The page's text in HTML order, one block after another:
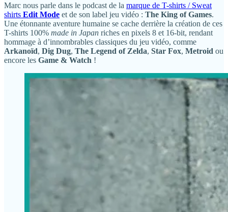
Marc nous parle dans le podcast de la marque de T-shirts / Sweat
shirts Edit Mode et de son label jeu vidéo : The King of Games.
Une étonnante aventure humaine se cache derrière la création de ces
T-shirts 100% made in Japan riches en pixels 8 et 16-bit, rendant
hommage à d’innombrables classiques du jeu vidéo, comme
Arkanoïd, Dig Dug, The Legend of Zelda, Star Fox, Metroid ou
encore les Game & Watch !